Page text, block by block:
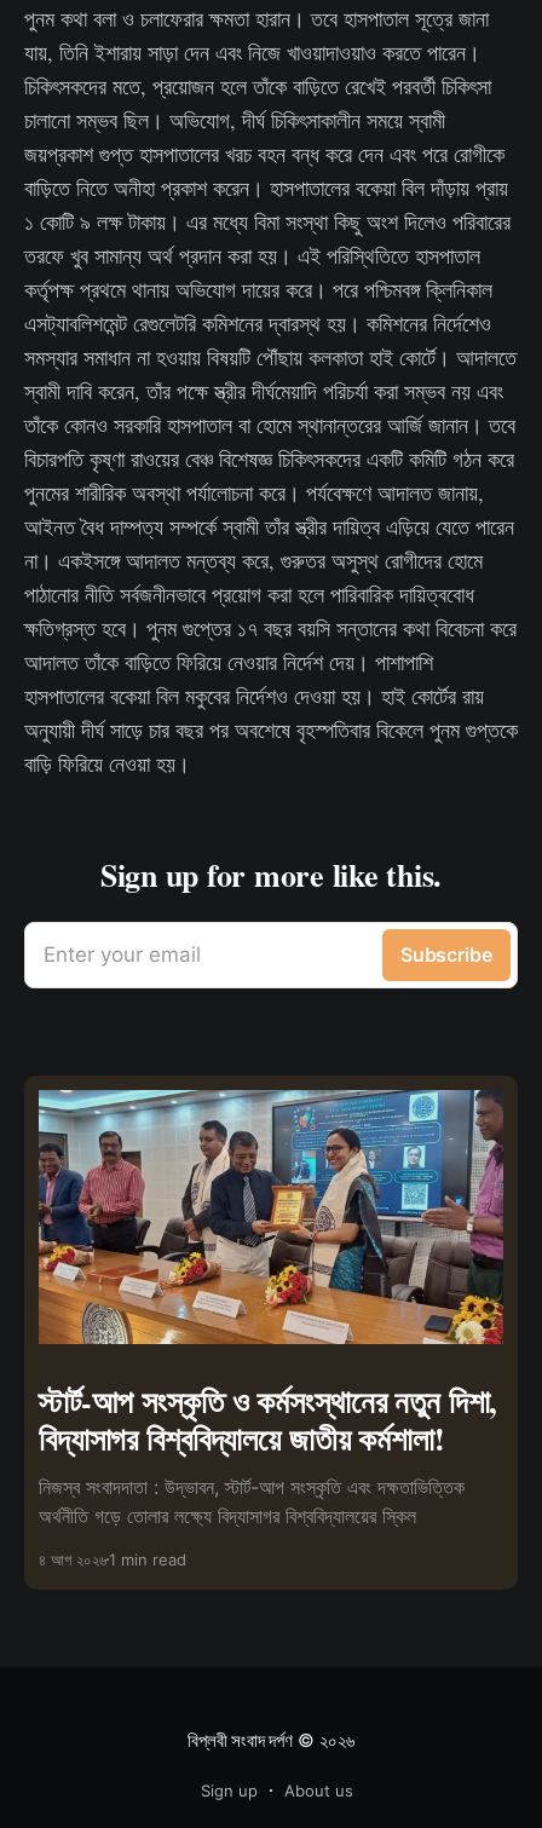
পুনম কথা বলা ও চলাফেরার ক্ষমতা হারান। তবে হাসপাতাল সূত্রে জানা
যায়, তিনি ইশারায় সাড়া দেন এবং নিজে খাওয়াদাওয়াও করতে পারেন।
চিকিৎসকদের মতে, প্রয়োজন হলে তাঁকে বাড়িতে রেখেই পরবর্তী চিকিৎসা
চালানো সম্ভব ছিল। অভিযোগ, দীর্ঘ চিকিৎসাকালীন সময়ে স্বামী
জয়প্রকাশ গুপ্ত হাসপাতালের খরচ বহন বন্ধ করে দেন এবং পরে রোগীকে
বাড়িতে নিতে অনীহা প্রকাশ করেন। হাসপাতালের বকেয়া বিল দাঁড়ায় প্রায়
১ কোটি ৯ লক্ষ টাকায়। এর মধ্যে বিমা সংস্থা কিছু অংশ দিলেও পরিবারের
তরফে খুব সামান্য অর্থ প্রদান করা হয়। এই পরিস্থিতিতে হাসপাতাল
কর্তৃপক্ষ প্রথমে থানায় অভিযোগ দায়ের করে। পরে পশ্চিমবঙ্গ ক্লিনিকাল
এসট্যাবলিশমেন্ট রেগুলেটরি কমিশনের দ্বারস্থ হয়। কমিশনের নির্দেশেও
সমস্যার সমাধান না হওয়ায় বিষয়টি পৌঁছায় কলকাতা হাই কোর্টে। আদালতে
স্বামী দাবি করেন, তাঁর পক্ষে স্ত্রীর দীর্ঘমেয়াদি পরিচর্যা করা সম্ভব নয় এবং
তাঁকে কোনও সরকারি হাসপাতাল বা হোমে স্থানান্তরের আর্জি জানান। তবে
বিচারপতি কৃষ্ণা রাওয়ের বেঞ্চ বিশেষজ্ঞ চিকিৎসকদের একটি কমিটি গঠন করে
পুনমের শারীরিক অবস্থা পর্যালোচনা করে। পর্যবেক্ষণে আদালত জানায়,
আইনত বৈধ দাম্পত্য সম্পর্কে স্বামী তাঁর স্ত্রীর দায়িত্ব এড়িয়ে যেতে পারেন
না। একইসঙ্গে আদালত মন্তব্য করে, গুরুতর অসুস্থ রোগীদের হোমে
পাঠানোর নীতি সর্বজনীনভাবে প্রয়োগ করা হলে পারিবারিক দায়িত্ববোধ
ক্ষতিগ্রস্ত হবে। পুনম গুপ্তের ১৭ বছর বয়সি সন্তানের কথা বিবেচনা করে
আদালত তাঁকে বাড়িতে ফিরিয়ে নেওয়ার নির্দেশ দেয়। পাশাপাশি
হাসপাতালের বকেয়া বিল মকুবের নির্দেশও দেওয়া হয়। হাই কোর্টের রায়
অনুযায়ী দীর্ঘ সাড়ে চার বছর পর অবশেষে বৃহস্পতিবার বিকেলে পুনম গুপ্তকে
বাড়ি ফিরিয়ে নেওয়া হয়।
Sign up for more like this.
Enter your email Subscribe
স্টার্ট-আপ সংস্কৃতি ও কর্মসংস্থানের নতুন দিশা,
বিদ্যাসাগর বিশ্ববিদ্যালয়ে জাতীয় কর্মশালা!
নিজস্ব সংবাদদাতা : উদ্ভাবন, স্টার্ট-আপ সংস্কৃতি এবং দক্ষতাভিত্তিক
অর্থনীতি গড়ে তোলার লক্ষ্যে বিদ্যাসাগর বিশ্ববিদ্যালয়ের স্কিল
৪ আগ ২০২৬1 min read
বিপ্লবী সংবাদ দর্পণ© ২০২৬
Sign up About us